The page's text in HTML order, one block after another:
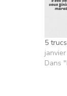
5
Dans